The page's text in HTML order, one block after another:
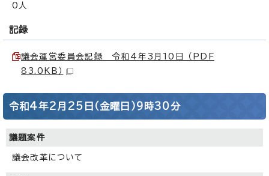
0人
記録
議会運営委員会記録 令和4年3月10日 （PDF
83.0KB）
令和4年2月25日（金曜日）9時30分
議題案件
議会改革について